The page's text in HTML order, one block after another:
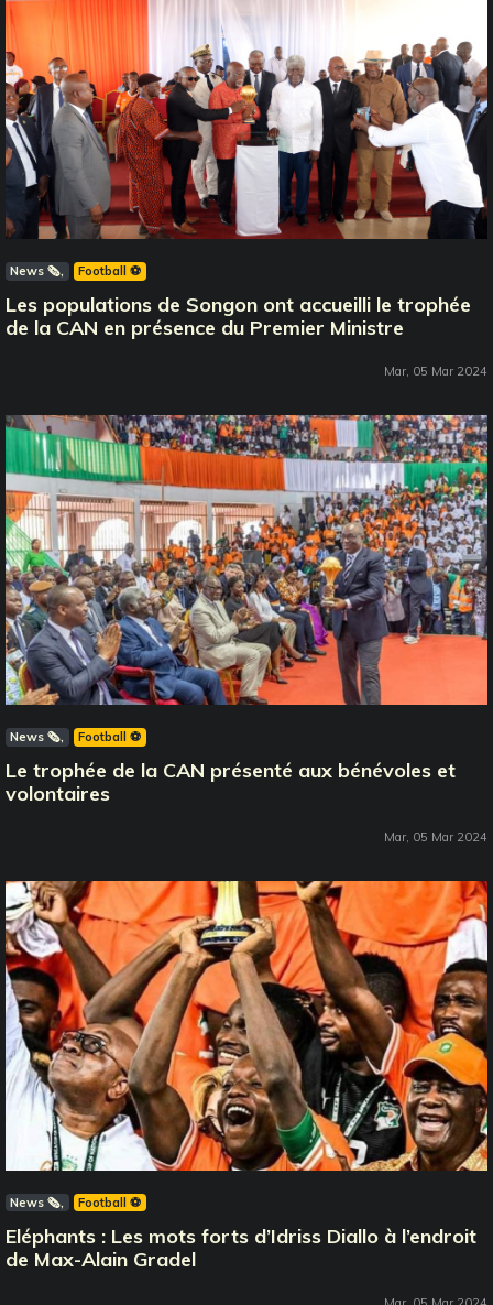
News 🗞️ Football ⚽️
Les populations de Songon ont accueilli le trophée
de la CAN en présence du Premier Ministre
Mar, 05 Mar 2024
News 🗞️ Football ⚽️
Le trophée de la CAN présenté aux bénévoles et
volontaires
Mar, 05 Mar 2024
News 🗞️ Football ⚽️
Eléphants : Les mots forts d’Idriss Diallo à l’endroit
de Max-Alain Gradel